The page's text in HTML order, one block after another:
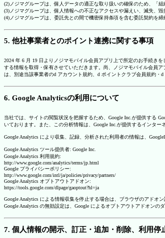
(2)ノジマグループは、個人データの適正な取り扱いの確保のため、「
(3)ノジマグループは、個人情報への不正なアクセスや漏えい、滅失、
(4)ノジマグループは、委託先との間で機密保持条項を含む委託契約を
5. 他社事業者とのポイント連携に関する事項
2024 年 6 月 19 日よりノジマモバイル会員アプリ上で所定のお手続き
する情報を取得・保有させていただきます。尚、ノジマモバイル会員
は、別途当該事業者のd アカウント規約、d ポイントクラブ会員規約・
6. Google Analyticsの利用について
当社では、サイトの閲覧状況を把握するため、Google Inc.が提供する
いております。また、この分析情報は、Google Inc.が提供するインター
Google Analytics により収集、記録、分析された利用者の情報は、
Google Analytics ツール提供者: Google Inc.
Google Analytics 利用規約:
http://www.google.com/analytics/terms/jp.html
Google プライバシーポリシー:
http://www.google.com/intl/ja/policies/privacy/partners/
Google Analytics オプトアウトアドオン:
https://tools.google.com/dlpage/gaoptout?hl=ja
Google Analytics による情報収集を停止する場合は、ブラウザのアドオ
Google Analytics の無効設定は、Google によるオプトアウトアドオン
7. 個人情報の開示、訂正・追加・削除、利用停